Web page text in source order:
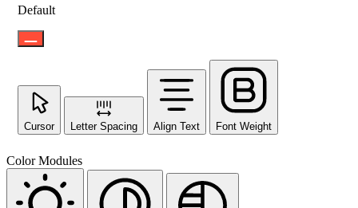
Default
Cursor Letter Spacing Align Text Font Weight
Color Modules